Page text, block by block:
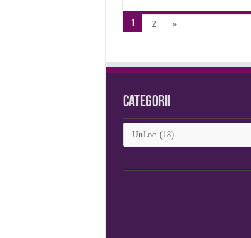
1 2 »
Categorii
Categorii